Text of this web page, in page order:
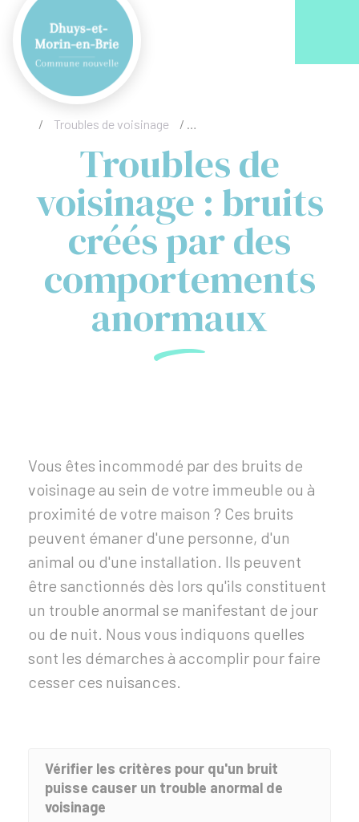
/ Troubles de voisinage / Troubles de voisinage : bruits
Troubles de
voisinage : bruits
créés par des
comportements
anormaux
Vous êtes incommodé par des bruits de
voisinage au sein de votre immeuble ou à
proximité de votre maison ? Ces bruits
peuvent émaner d'une personne, d'un
animal ou d'une installation. Ils peuvent
être sanctionnés dès lors qu'ils constituent
un trouble anormal se manifestant de jour
ou de nuit. Nous vous indiquons quelles
sont les démarches à accomplir pour faire
cesser ces nuisances.
Vérifier les critères pour qu'un bruit
puisse causer un trouble anormal de
voisinage